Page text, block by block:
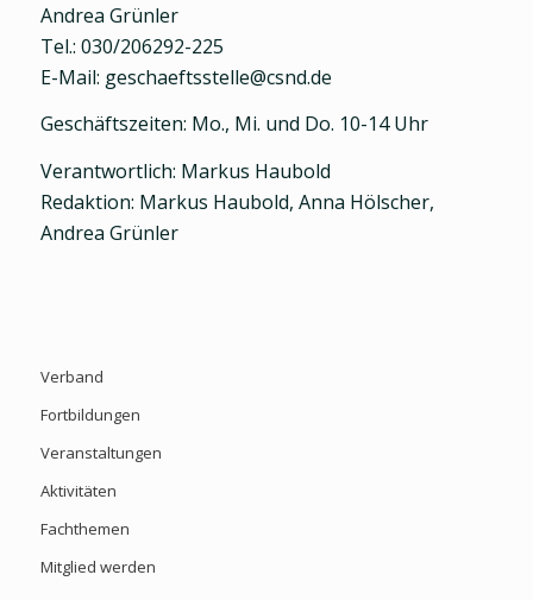
Andrea Grünler
Tel.: 030/206292-225
E-Mail: geschaeftsstelle@csnd.de
Geschäftszeiten: Mo., Mi. und Do. 10-14 Uhr
Verantwortlich: Markus Haubold
Redaktion: Markus Haubold, Anna Hölscher,
Andrea Grünler
Verband
Fortbildungen
Veranstaltungen
Aktivitäten
Fachthemen
Mitglied werden